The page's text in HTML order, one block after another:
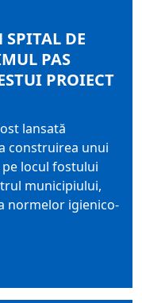
DE
PAS
PROIECT
lansată
construirea unui
locul fostului
municipiului,
normelor igienico-